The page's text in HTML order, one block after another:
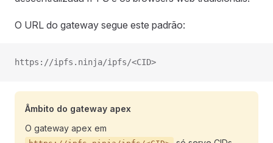
O URL do gateway segue este padrão:
https://ipfs.ninja/ipfs/<CID>
Âmbito do gateway apex
O gateway apex em